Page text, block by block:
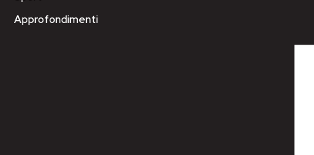
Approfondimenti